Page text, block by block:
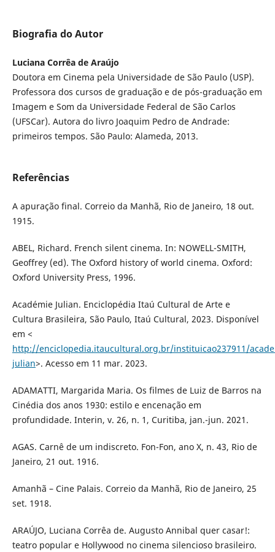
Biografia do Autor
Luciana Corrêa de Araújo
Doutora em Cinema pela Universidade de São Paulo (USP).
Professora dos cursos de graduação e de pós-graduação em
Imagem e Som da Universidade Federal de São Carlos
(UFSCar). Autora do livro Joaquim Pedro de Andrade:
primeiros tempos. São Paulo: Alameda, 2013.
Referências
A apuração final. Correio da Manhã, Rio de Janeiro, 18 out.
1915.
ABEL, Richard. French silent cinema. In: NOWELL-SMITH,
Geoffrey (ed). The Oxford history of world cinema. Oxford:
Oxford University Press, 1996.
Académie Julian. Enciclopédia Itaú Cultural de Arte e
Cultura Brasileira, São Paulo, Itaú Cultural, 2023. Disponível
em <
http://enciclopedia.itaucultural.org.br/instituicao237911/
julian>. Acesso em 11 mar. 2023.
ADAMATTI, Margarida Maria. Os filmes de Luiz de Barros na
Cinédia dos anos 1930: estilo e encenação em
profundidade. Interin, v. 26, n. 1, Curitiba, jan.-jun. 2021.
AGAS. Carnê de um indiscreto. Fon-Fon, ano X, n. 43, Rio de
Janeiro, 21 out. 1916.
Amanhã – Cine Palais. Correio da Manhã, Rio de Janeiro, 25
set. 1918.
ARAÚJO, Luciana Corrêa de. Augusto Annibal quer casar!:
teatro popular e Hollywood no cinema silencioso brasileiro.